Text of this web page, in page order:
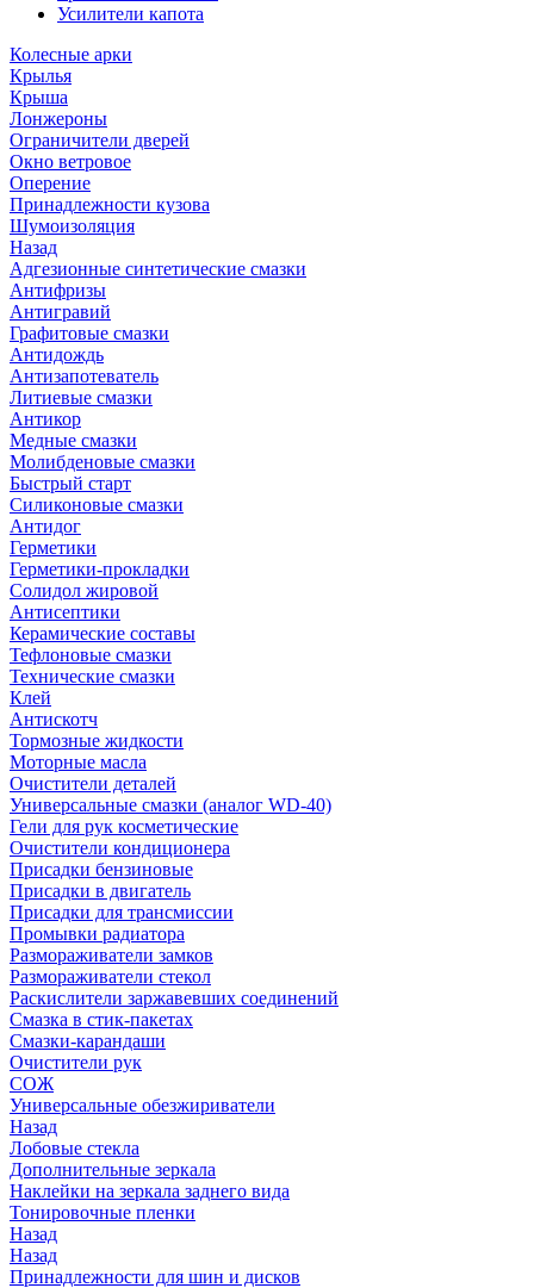
Усилители капота
Колесные арки
Крылья
Крыша
Лонжероны
Ограничители дверей
Окно ветровое
Оперение
Принадлежности кузова
Шумоизоляция
Назад
Адгезионные синтетические смазки
Антифризы
Антигравий
Графитовые смазки
Антидождь
Антизапотеватель
Литиевые смазки
Антикор
Медные смазки
Молибденовые смазки
Быстрый старт
Силиконовые смазки
Антидог
Герметики
Герметики-прокладки
Солидол жировой
Антисептики
Керамические составы
Тефлоновые смазки
Технические смазки
Клей
Антискотч
Тормозные жидкости
Моторные масла
Очистители деталей
Универсальные смазки (аналог WD-40)
Гели для рук косметические
Очистители кондиционера
Присадки бензиновые
Присадки в двигатель
Присадки для трансмиссии
Промывки радиатора
Размораживатели замков
Размораживатели стекол
Раскислители заржавевших соединений
Смазка в стик-пакетах
Смазки-карандаши
Очистители рук
СОЖ
Универсальные обезжириватели
Назад
Лобовые стекла
Дополнительные зеркала
Наклейки на зеркала заднего вида
Тонировочные пленки
Назад
Назад
Принадлежности для шин и дисков